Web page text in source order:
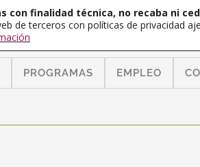
PROGRAMAS EMPLEO
finalidad técnica, no recaba ni
de terceros con políticas de privacidad